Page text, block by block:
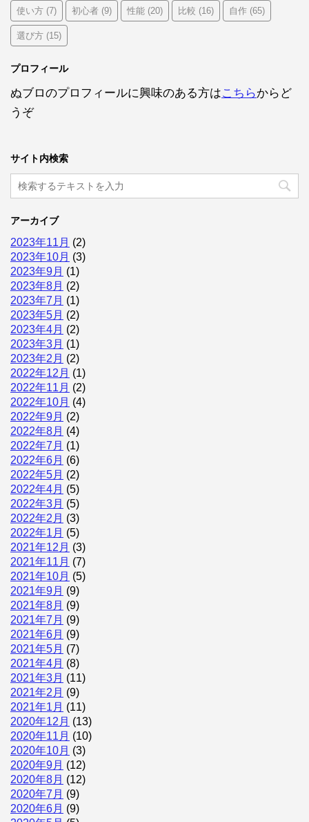
使い方 (7) 初心者 (9) 性能 (20) 比較 (16) 自作 (65)
選び方 (15)
プロフィール
ぬブロのプロフィールに興味のある方はこちらからど
うぞ
サイト内検索
アーカイブ
2023年11月 (2)
2023年10月 (3)
2023年9月 (1)
2023年8月 (2)
2023年7月 (1)
2023年5月 (2)
2023年4月 (2)
2023年3月 (1)
2023年2月 (2)
2022年12月 (1)
2022年11月 (2)
2022年10月 (4)
2022年9月 (2)
2022年8月 (4)
2022年7月 (1)
2022年6月 (6)
2022年5月 (2)
2022年4月 (5)
2022年3月 (5)
2022年2月 (3)
2022年1月 (5)
2021年12月 (3)
2021年11月 (7)
2021年10月 (5)
2021年9月 (9)
2021年8月 (9)
2021年7月 (9)
2021年6月 (9)
2021年5月 (7)
2021年4月 (8)
2021年3月 (11)
2021年2月 (9)
2021年1月 (11)
2020年12月 (13)
2020年11月 (10)
2020年10月 (3)
2020年9月 (12)
2020年8月 (12)
2020年7月 (9)
2020年6月 (9)